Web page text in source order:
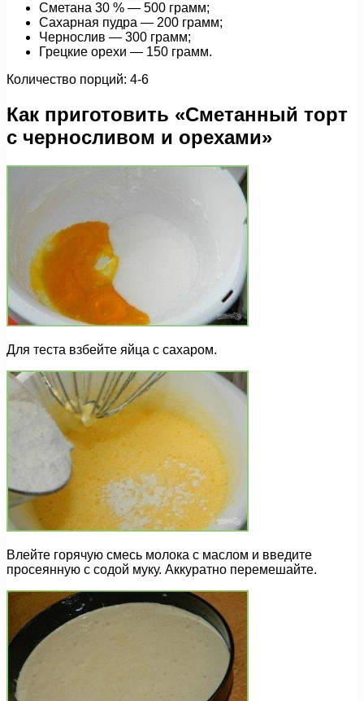
Сметана 30 % — 500 грамм;
Сахарная пудра — 200 грамм;
Чернослив — 300 грамм;
Грецкие орехи — 150 грамм.
Количество порций: 4-6
Как приготовить «Сметанный торт
с черносливом и орехами»
Для теста взбейте яйца с сахаром.
Влейте горячую смесь молока с маслом и введите
просеянную с содой муку. Аккуратно перемешайте.